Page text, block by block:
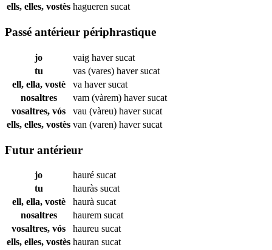
ells, elles, vostès hagueren sucat
Passé antérieur périphrastique
jo vaig haversucat
tu
vas (vares) haversucat
ell, ella, vostè
va haversucat
nosaltres
vam (vàrem) haversucat
vosaltres, vós
vau (vàreu) haversucat
ells, elles, vostès van (varen) haversucat
Futur antérieur
jo hauré sucat
tu
hauràs sucat
ell, ella, vostè
haurà sucat
nosaltres
haurem sucat
vosaltres, vós
haureu sucat
ells, elles, vostès hauran sucat